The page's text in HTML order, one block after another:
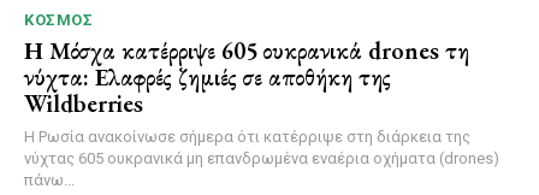
ΚΌΣΜΟΣ
Η Μόσχα κατέρριψε 605 ουκρανικά drones τη
νύχτα: Ελαφρές ζημιές σε αποθήκη της
Wildberries
Η Ρωσία ανακοίνωσε σήμερα ότι κατέρριψε στη διάρκεια της
νύχτας 605 ουκρανικά μη επανδρωμένα εναέρια οχήματα (drones)
πάνω...